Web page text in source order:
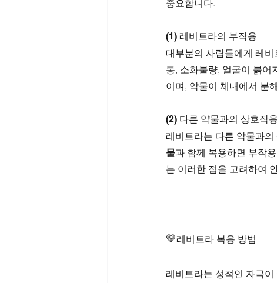
중요합니다.
(1) 레비트라의 부작용
대부분의 사람들에게 레비
통, 소화불량, 얼굴이 붉어
이며, 약물이 체내에서 분
(2) 다른 약물과의 상호작용
레비트라는 다른 약물과
물과 함께 복용하면 부작
는 이러한 점을 고려하여
💛레비트라 복용 방법
레비트라는 성적인 자극